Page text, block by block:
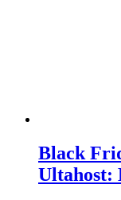
Black
Ultahost: